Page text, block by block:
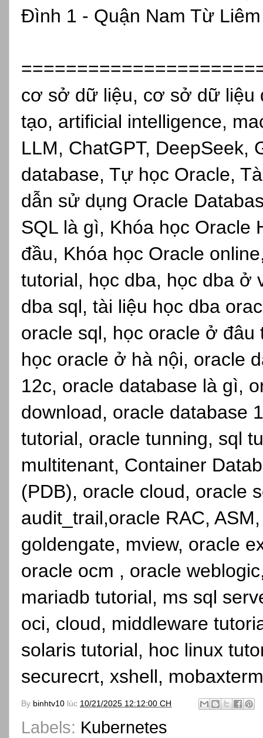
Đình 1 - Quận Nam Từ Liêm
cơ sở dữ liệu, cơ sở dữ liệu
tạo, artificial intelligence,
LLM, ChatGPT, DeepSeek,
database, Tự học Oracle,
dẫn sử dụng Oracle
SQL là gì, Khóa học Oracle
đầu, Khóa học Oracle
tutorial, học dba, học dba ở
dba sql, tài liệu học dba
oracle sql, học oracle ở
học oracle ở hà nội, oracle
12c, oracle database là gì,
download, oracle database
tutorial, oracle tunning, sql
multitenant, Container
(PDB), oracle cloud, oracle
audit_trail,oracle RAC,
goldengate, mview, oracle
oracle ocm , oracle
mariadb tutorial, ms sql
oci, cloud, middleware
solaris tutorial, hoc linux
securecrt, xshell,
By binhtv10 lúc 10/21/2025 12:12:00 CH
Labels: Kubernetes